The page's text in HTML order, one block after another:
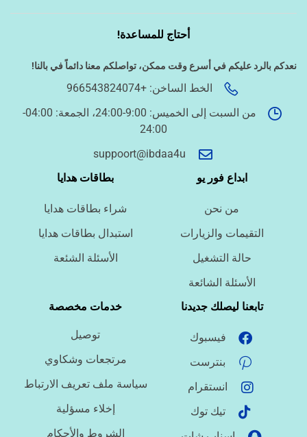
أحتاج للمساعدة!
نعدكم بالرد عليكم في أسرع وقت ممكن، تواصلكم معنا دائماً في بالنا!
الخط الساخن: +966543824074
من السبت إلى الخميس: 9:00-24:00، الجمعة: 04:00-
24:00
suppoort@ibdaa4u
ابداع فور يو
من نحن
التقيمات والزيارات
حالة التشغيل
الأسئلة الشائعة
بطاقات هدايا
شراء بطاقات هدايا
استبدال بطاقات هدايا
الأسئلة الشئعة
تابعنا ليصلك جديدنا
فيسبوك
بنترست
انستقرام
تيك توك
خدمات مخصصة
توصيل
مرتجعات وشكاوي
سياسة ملف تعريف الارتباط
إخلاء مسؤلية
الشروط والأحكام
دراسة الجدوى وخطط المشاريع
الخدمات الإلكترونية الحكومية
ما نوع الملف؟
ما درجة الاستعجال؟
هل تحتاج تنسيقًا أو توثيق مراجع؟